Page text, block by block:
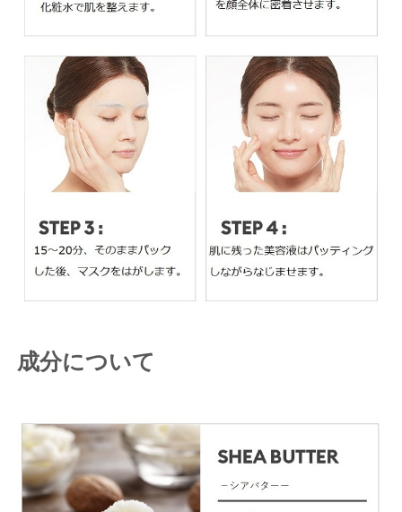
成分について